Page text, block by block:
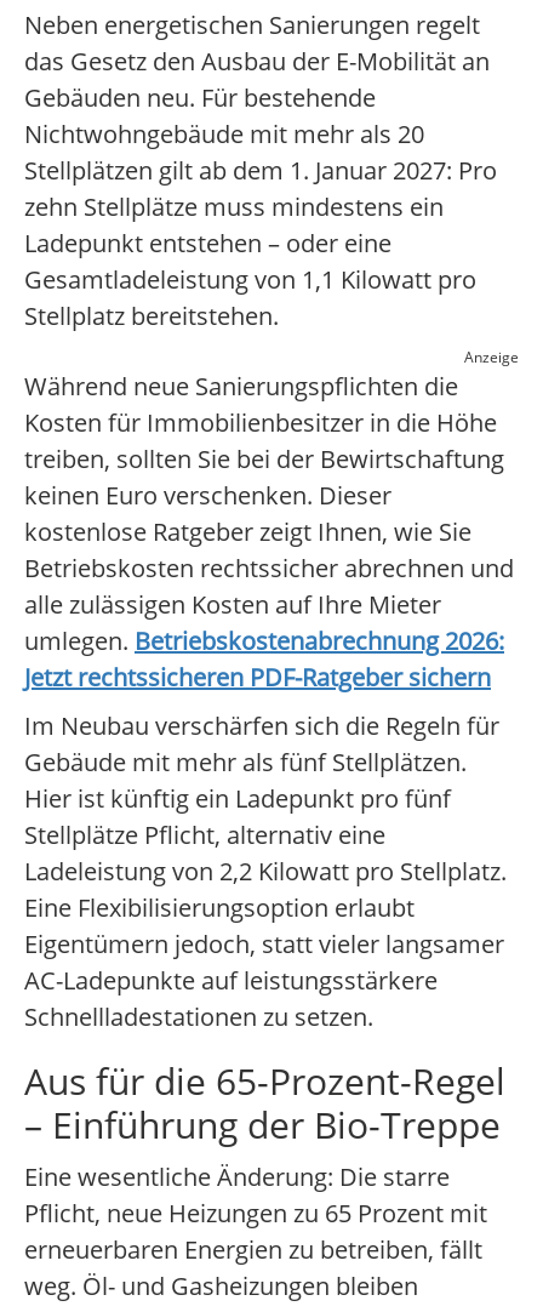
Neben energetischen Sanierungen regelt
das Gesetz den Ausbau der E-Mobilität an
Gebäuden neu. Für bestehende
Nichtwohngebäude mit mehr als 20
Stellplätzen gilt ab dem 1. Januar 2027: Pro
zehn Stellplätze muss mindestens ein
Ladepunkt entstehen – oder eine
Gesamtladeleistung von 1,1 Kilowatt pro
Stellplatz bereitstehen.
Anzeige
Während neue Sanierungspflichten die
Kosten für Immobilienbesitzer in die Höhe
treiben, sollten Sie bei der Bewirtschaftung
keinen Euro verschenken. Dieser
kostenlose Ratgeber zeigt Ihnen, wie Sie
Betriebskosten rechtssicher abrechnen und
alle zulässigen Kosten auf Ihre Mieter
umlegen. Betriebskostenabrechnung 2026:
Jetzt rechtssicheren PDF-Ratgeber sichern
Im Neubau verschärfen sich die Regeln für
Gebäude mit mehr als fünf Stellplätzen.
Hier ist künftig ein Ladepunkt pro fünf
Stellplätze Pflicht, alternativ eine
Ladeleistung von 2,2 Kilowatt pro Stellplatz.
Eine Flexibilisierungsoption erlaubt
Eigentümern jedoch, statt vieler langsamer
AC-Ladepunkte auf leistungsstärkere
Schnellladestationen zu setzen.
Aus für die 65-Prozent-Regel
– Einführung der Bio-Treppe
Eine wesentliche Änderung: Die starre
Pflicht, neue Heizungen zu 65 Prozent mit
erneuerbaren Energien zu betreiben, fällt
weg. Öl- und Gasheizungen bleiben